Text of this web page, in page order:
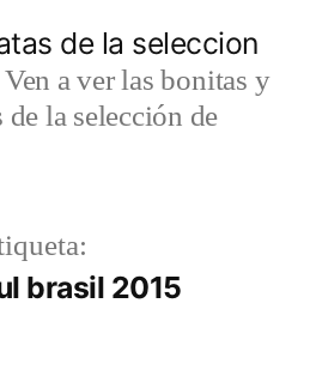
de la seleccion
Ven a ver las bonitas y
de la selección de
brasil 2015